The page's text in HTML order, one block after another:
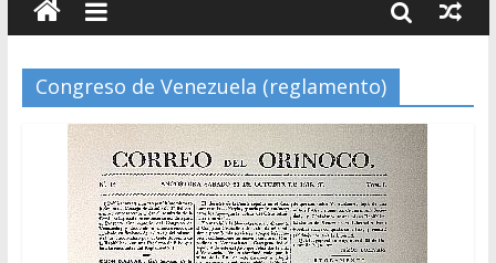
Congreso de Venezuela (reglamento)